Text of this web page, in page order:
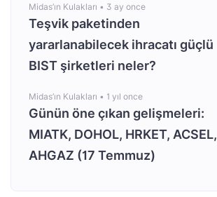
Midas’ın Kulakları • 3 ay once
Teşvik paketinden
yararlanabilecek ihracatı güçlü
BIST şirketleri neler?
Midas’ın Kulakları • 1 yıl once
Günün öne çıkan gelişmeleri:
MIATK, DOHOL, HRKET, ACSEL,
AHGAZ (17 Temmuz)